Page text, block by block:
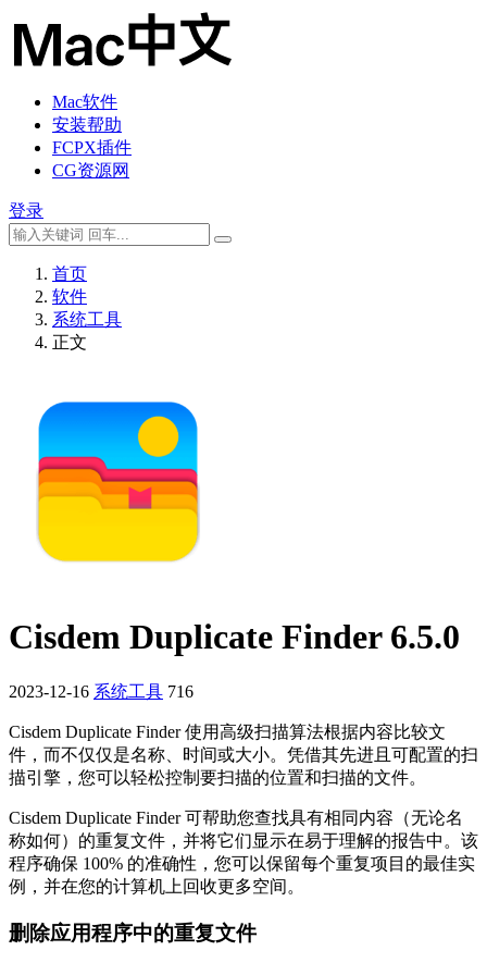
Mac软件
安装帮助
FCPX插件
CG资源网
登录
首页
软件
系统工具
正文
Cisdem Duplicate Finder 6.5.0
2023-12-16 系统工具 716
Cisdem Duplicate Finder 使用高级扫描算法根据内容比较文
件，而不仅仅是名称、时间或大小。凭借其先进且可配置的扫
描引擎，您可以轻松控制要扫描的位置和扫描的文件。
Cisdem Duplicate Finder 可帮助您查找具有相同内容（无论名
称如何）的重复文件，并将它们显示在易于理解的报告中。该
程序确保 100% 的准确性，您可以保留每个重复项目的最佳实
例，并在您的计算机上回收更多空间。
删除应用程序中的重复文件